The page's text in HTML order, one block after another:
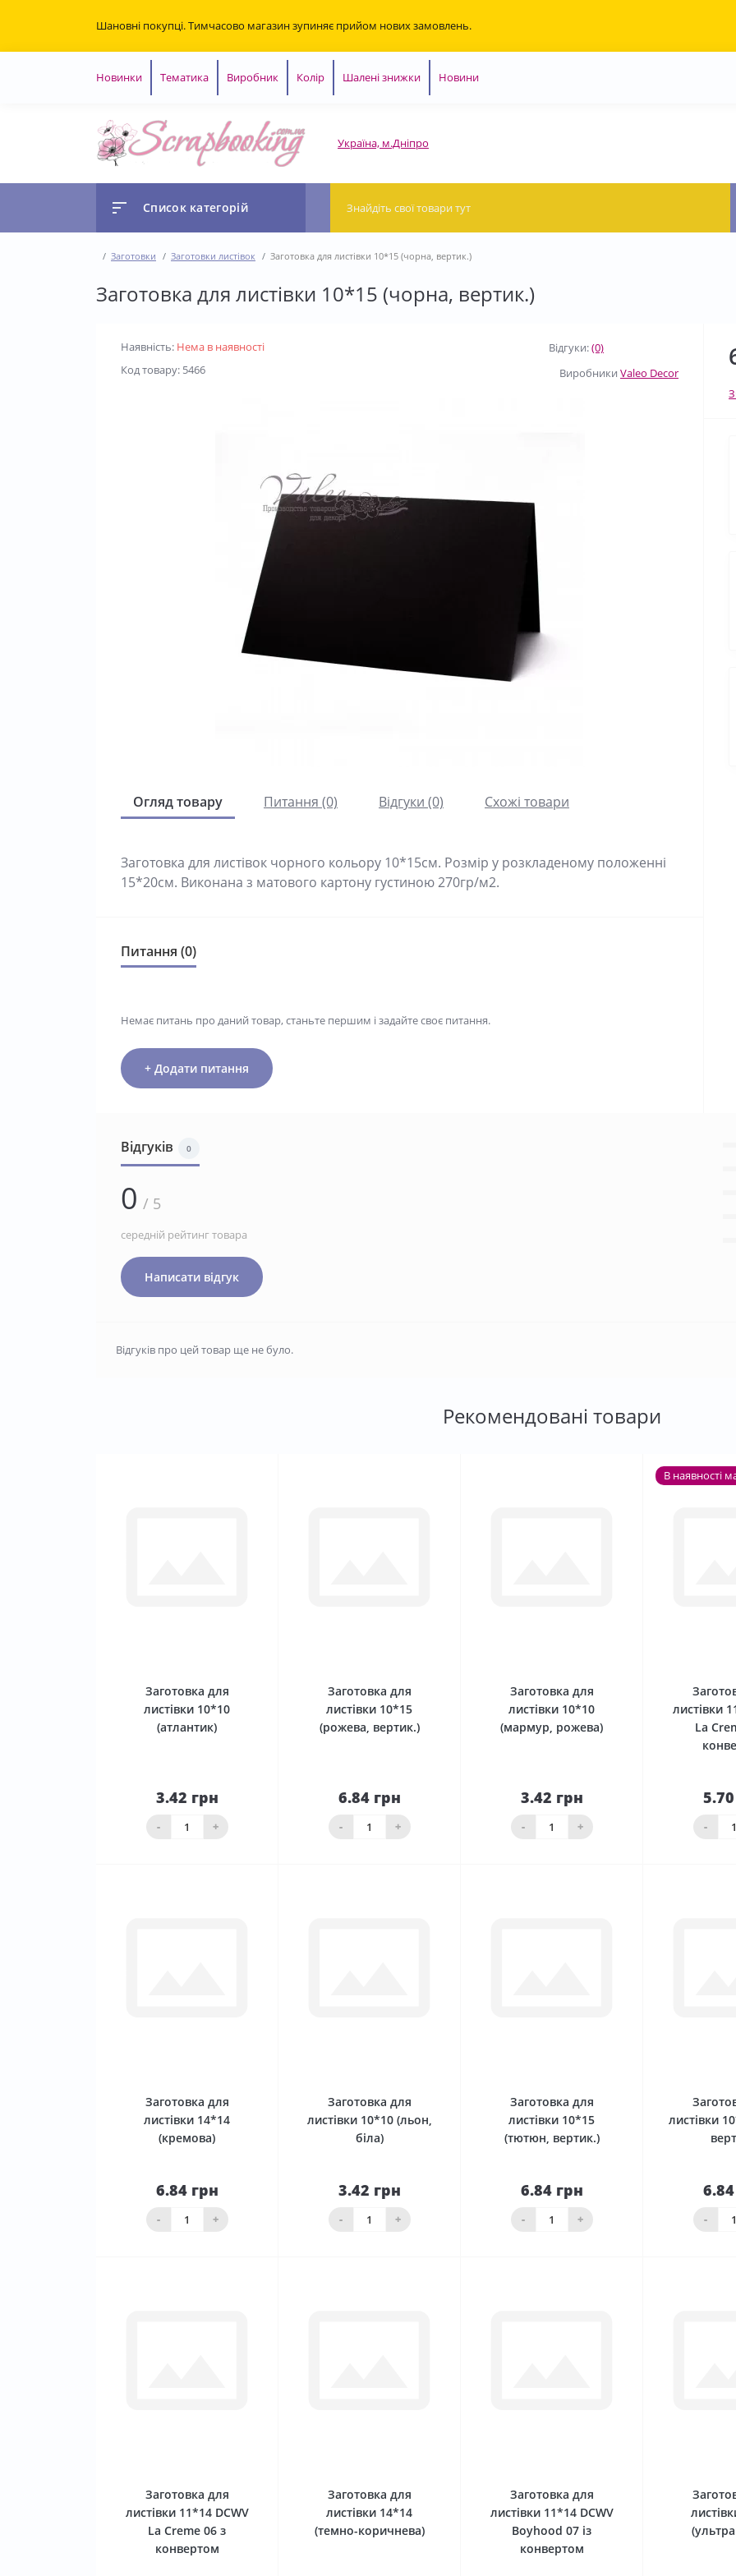
Шановні покупці. Тимчасово магазин зупиняє прийом нових замовлень.
Новинки Тематика Виробник Колір Шалені знижки Новини
Україна, м.Дніпро
Список категорій
Заготовки Заготовки листівок Заготовка для листівки 10*15 (чорна, вертик.)
Заготовка для листівки 10*15 (чорна, вертик.)
Наявність: Нема в наявності
Код товару: 5466
Відгуки:(0)
Виробники Valeo Decor
Огляд товару Питання (0) Відгуки (0) Схожі товари
Заготовка для листівок чорного кольору 10*15см. Розмір у розкладеному положенні
15*20см. Виконана з матового картону густиною 270гр/м2.
Питання (0)
Немає питань про даний товар, станьте першим і задайте своє питання.
+ Додати питання
Відгуків 0
0 / 5
середній рейтинг товара
Написати відгук
Відгуків про цей товар ще не було.
Рекомендовані товари
Заготовка для
листівки 10*10
(атлантик)
3.42 грн
- +
кошика
Заготовка для
листівки 10*15
(рожева, вертик.)
6.84 грн
- +
кошика
Заготовка для
листівки 10*10
(мармур, рожева)
3.42 грн
- +
кошика
В наявності
листівки
La
-
Заготовка для
листівки 14*14
(кремова)
6.84 грн
- +
кошика
Заготовка для
листівки 10*10 (льон,
біла)
3.42 грн
- +
кошика
Заготовка для
листівки 10*15
(тютюн, вертик.)
6.84 грн
- +
кошика
листівки
-
Заготовка для
листівки 11*14 DCWV
La Creme 06 з
конвертом
Заготовка для
листівки 14*14
(темно-коричнева)
Заготовка для
листівки 11*14 DCWV
Boyhood 07 із
конвертом